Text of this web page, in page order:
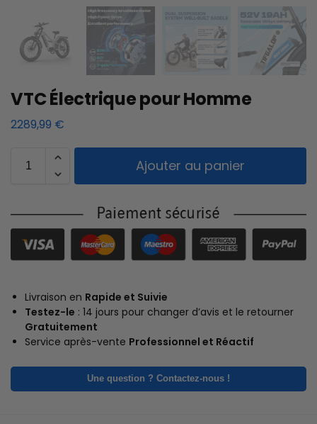
VTC Électrique pour Homme
2289,99 €
Ajouter au panier
Livraison en Rapide et Suivie
Testez-le : 14 jours pour changer d’avis et le retourner
Gratuitement
Service après-vente Professionnel et Réactif
Une question ? Contactez-nous !